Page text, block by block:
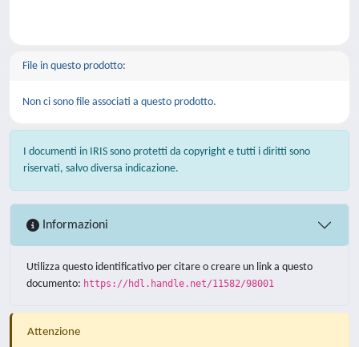
File in questo prodotto:
Non ci sono file associati a questo prodotto.
I documenti in IRIS sono protetti da copyright e tutti i diritti sono
riservati, salvo diversa indicazione.
Informazioni
Utilizza questo identificativo per citare o creare un link a questo
documento: https://hdl.handle.net/11582/98001
Attenzione